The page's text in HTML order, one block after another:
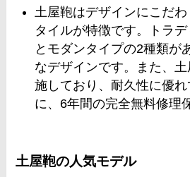
土屋鞄はデザインにこだ
タイルが特徴です。トラ
とモダンタイプの2種類が
なデザインです。また、
施しており、耐久性に優
に、6年間の完全無料修理
土屋鞄の人気モデル